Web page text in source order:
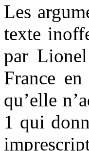
Les
texte
par
France
qu’elle
1 qui